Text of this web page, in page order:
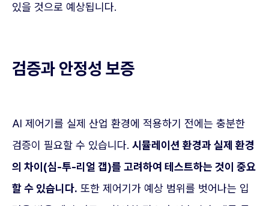
있을 것으로 예상됩니다.
검증과 안정성 보증
AI 제어기를 실제 산업 환경에 적용하기 전에는 충분한
검증이 필요할 수 있습니다. 시뮬레이션 환경과 실제 환경
의 차이(심-투-리얼 갭)를 고려하여 테스트하는 것이 중요
할 수 있습니다. 또한 제어기가 예상 범위를 벗어나는 입